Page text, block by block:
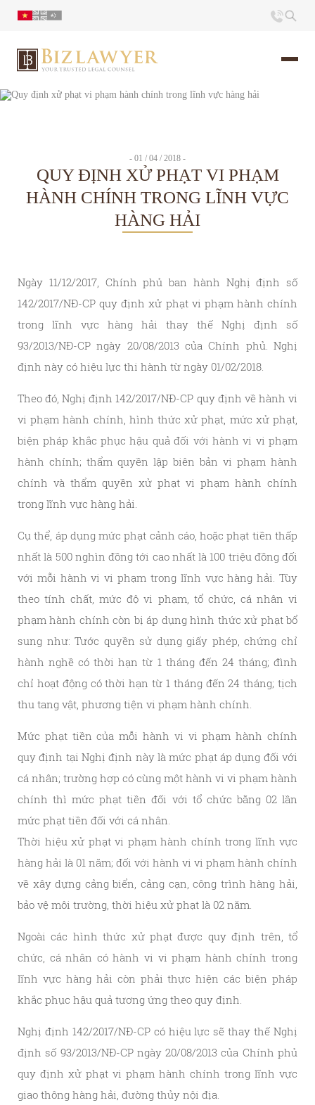
Trang chủ
Ấn phẩm
- 01 / 04 / 2018 -
QUY ĐỊNH XỬ PHẠT VI PHẠM
HÀNH CHÍNH TRONG LĨNH VỰC
HÀNG HẢI
Ngày 11/12/2017, Chính phủ ban hành Nghị định số
142/2017/NĐ-CP quy định xử phạt vi phạm hành chính
trong lĩnh vực hàng hải thay thế Nghị định số
93/2013/NĐ-CP ngày 20/08/2013 của Chính phủ. Nghị
định này có hiệu lực thi hành từ ngày 01/02/2018.
Theo đó, Nghị định 142/2017/NĐ-CP quy định về hành vi
vi phạm hành chính, hình thức xử phạt, mức xử phạt,
biện pháp khắc phục hậu quả đối với hành vi vi phạm
hành chính; thẩm quyền lập biên bản vi phạm hành
chính và thẩm quyền xử phạt vi phạm hành chính
trong lĩnh vực hàng hải.
Cụ thể, áp dụng mức phạt cảnh cáo, hoặc phạt tiền thấp
nhất là 500 nghìn đồng tới cao nhất là 100 triệu đồng đối
với mỗi hành vi vi phạm trong lĩnh vực hàng hải. Tùy
theo tính chất, mức độ vi phạm, tổ chức, cá nhân vi
phạm hành chính còn bị áp dụng hình thức xử phạt bổ
sung như: Tước quyền sử dụng giấy phép, chứng chỉ
hành nghề có thời hạn từ 1 tháng đến 24 tháng; đình
chỉ hoạt động có thời hạn từ 1 tháng đến 24 tháng; tịch
thu tang vật, phương tiện vi phạm hành chính.
Mức phạt tiền của mỗi hành vi vi phạm hành chính
quy định tại Nghị định này là mức phạt áp dụng đối với
cá nhân; trường hợp có cùng một hành vi vi phạm hành
chính thì mức phạt tiền đối với tổ chức bằng 02 lần
mức phạt tiền đối với cá nhân.
Thời hiệu xử phạt vi phạm hành chính trong lĩnh vực
hàng hải là 01 năm; đối với hành vi vi phạm hành chính
về xây dựng cảng biển, cảng cạn, công trình hàng hải,
bảo vệ môi trường, thời hiệu xử phạt là 02 năm.
Ngoài các hình thức xử phạt được quy định trên, tổ
chức, cá nhân có hành vi vi phạm hành chính trong
lĩnh vực hàng hải còn phải thực hiện các biện pháp
khắc phục hậu quả tương ứng theo quy định.
Nghị định 142/2017/NĐ-CP có hiệu lực sẽ thay thế Nghị
định số 93/2013/NĐ-CP ngày 20/08/2013 của Chính phủ
quy định xử phạt vi phạm hành chính trong lĩnh vực
giao thông hàng hải, đường thủy nội địa.